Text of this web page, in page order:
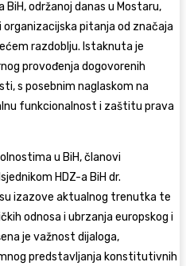
BiH, održanoj danas u Mostaru,
pitanja od značaja
razdoblju. Istaknuta je
provođenja dogovorenih
s posebnim naglaskom na
funkcionalnost i zaštitu prava
u BiH, članovi
HDZ-a BiH dr.
izazove aktualnog trenutka te
odnosa i ubrzanja europskog i
je važnost dijaloga,
predstavljanja konstitutivnih